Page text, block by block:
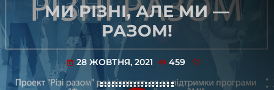
МИ РІЗНІ, АЛЕ МИ —
РАЗОМ!
today 28 ЖОВТНЯ, 2021 459